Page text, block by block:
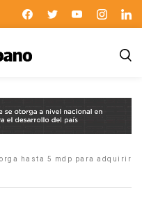
hasta 5 mdp para adquirir